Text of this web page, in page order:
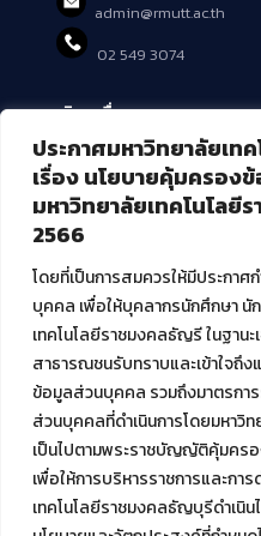
ประกาศมหาวิทยาลัยเท
เรื่อง นโยบายคุ้มครอง
มหาวิทยาลัยเทคโนโล
2566
โดยที่เป็นการสมควรให้มีประกา
บุคคล เพื่อให้บุคลากรนักศึกษา นั
เทคโนโลยีราชมงคลธัญรี ในฐาน
สาธารณชนรับทราบและเข้าใจถึ
ข้อมูลส่วนบุคคล รวมถึงมาตรก
ส่วนบุคคลที่ดำเนินการโดยมหาวิ
เป็นไปตามพระราชบัญญัติคุ้มค
เพื่อให้การบริหารราชการและกา
เทคโนโลยีราชมงคลธัญบุรีดำเนิ
admin@rmutt.ac.th
02 549 3074
บริการอื่นๆ ของ สวส.
ศูนย์สื่อดิจิทัล
ศูนย์นวัตกรรมและความรู้
ศูนย์พัฒนาและบริการนวัตก
สมัยใหม่ (MoSeC)
งานบริการวิชาการให้กับหน่
โครงการส่งเสริมและพัฒนาผู้
กิจกรรมการเชื่อมโยงเครือ
เกษตร ภายใต้โครงการส่งเสริ
กรมส่งเสริมอุตสาหกรรม
โครงการยกระดับเศรษฐกิจแ
ตำบล 1 มหาวิทยาลัย)